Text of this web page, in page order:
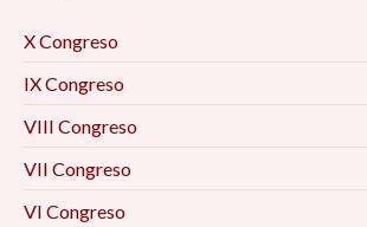
X Congreso
IX Congreso
VIII Congreso
VII Congreso
VI Congreso